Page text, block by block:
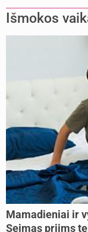
Išmokos
Mamadieniai ir
Seimas priims